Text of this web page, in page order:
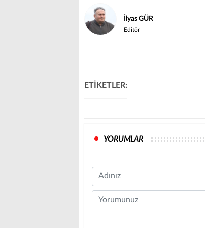
İlyas GÜR
Editör
ETİKETLER:
YORUMLAR
Name
Comment